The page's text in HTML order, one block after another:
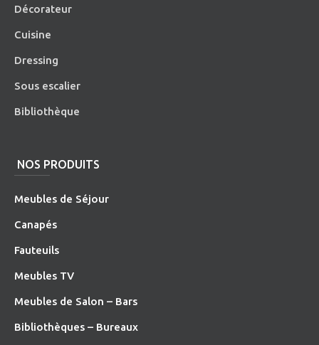
Décorateur
Cuisine
Dressing
Sous escalier
Bibliothèque
NOS PRODUITS
Meubles de Séjour
Canapés
Fauteuils
Meubles TV
Meubles de Salon – Bars
Bibliothèques – Bureaux